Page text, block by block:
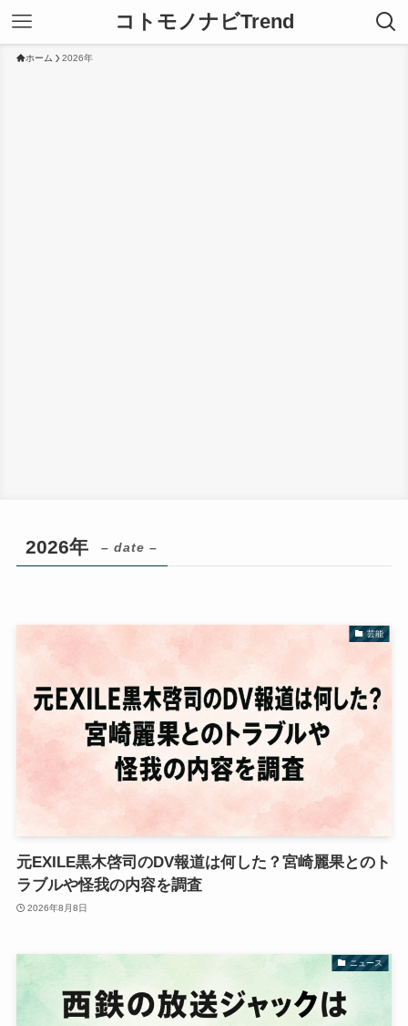
コトモノナビTrend
ホーム 2026年
2026年 – date –
芸能
元EXILE黒木啓司のDV報道は何した？宮崎麗果とのト
ラブルや怪我の内容を調査
2026年8月8日
ニュース